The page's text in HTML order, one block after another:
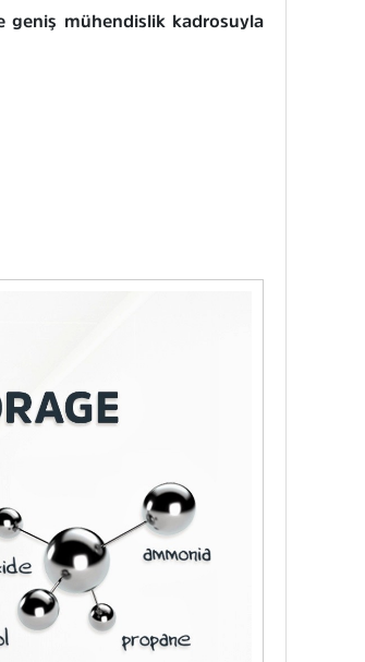
geniş mühendislik kadrosuyla